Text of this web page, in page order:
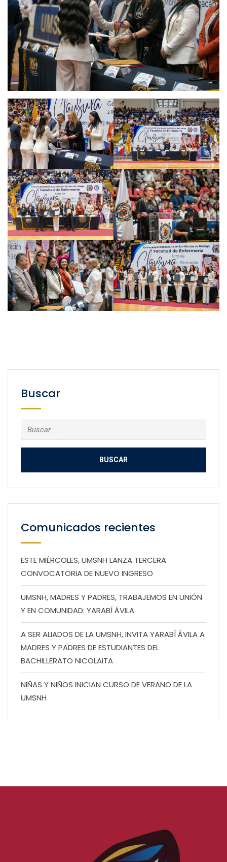
Buscar
Buscar:
Comunicados recientes
ESTE MIÉRCOLES, UMSNH LANZA TERCERA
CONVOCATORIA DE NUEVO INGRESO
UMSNH, MADRES Y PADRES, TRABAJEMOS EN UNIÓN
Y EN COMUNIDAD: YARABÍ ÁVILA
A SER ALIADOS DE LA UMSNH, INVITA YARABÍ ÁVILA A
MADRES Y PADRES DE ESTUDIANTES DEL
BACHILLERATO NICOLAITA
NIÑAS Y NIÑOS INICIAN CURSO DE VERANO DE LA
UMSNH